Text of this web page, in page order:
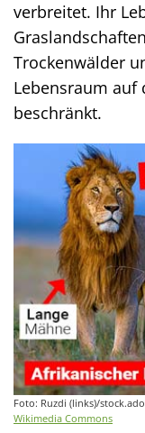
verbreitet. Ihr
Trockenwälder
Lebensraum auf
beschränkt.
Foto: Ruzdi (links)/
Wikimedia Commons